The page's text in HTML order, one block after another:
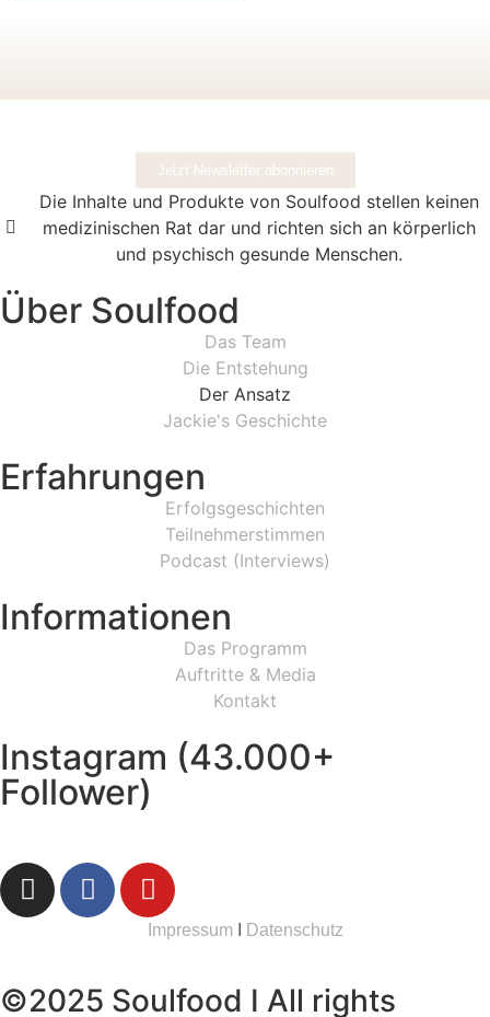
Jetzt Newsletter abonnieren
Die Inhalte und Produkte von Soulfood stellen keinen
medizinischen Rat dar und richten sich an körperlich
und psychisch gesunde Menschen.​
Über Soulfood
Das Team
Die Entstehung
Der Ansatz
Jackie's Geschichte
Erfahrungen
Erfolgsgeschichten
Teilnehmerstimmen
Podcast (Interviews)
Informationen
Das Programm
Auftritte & Media
Kontakt
Instagram (43.000+
Follower)
Impressum Datenschutz
©2025 Soulfood I All rights